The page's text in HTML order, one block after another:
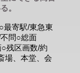
。
最寄駅/東急東
問○総面
残区画数/約
場、本堂、会